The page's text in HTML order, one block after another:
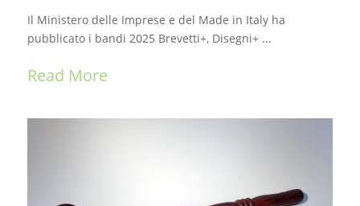
Il Ministero delle Imprese e del Made in Italy ha
pubblicato i bandi 2025 Brevetti+, Disegni+ ...
Read More